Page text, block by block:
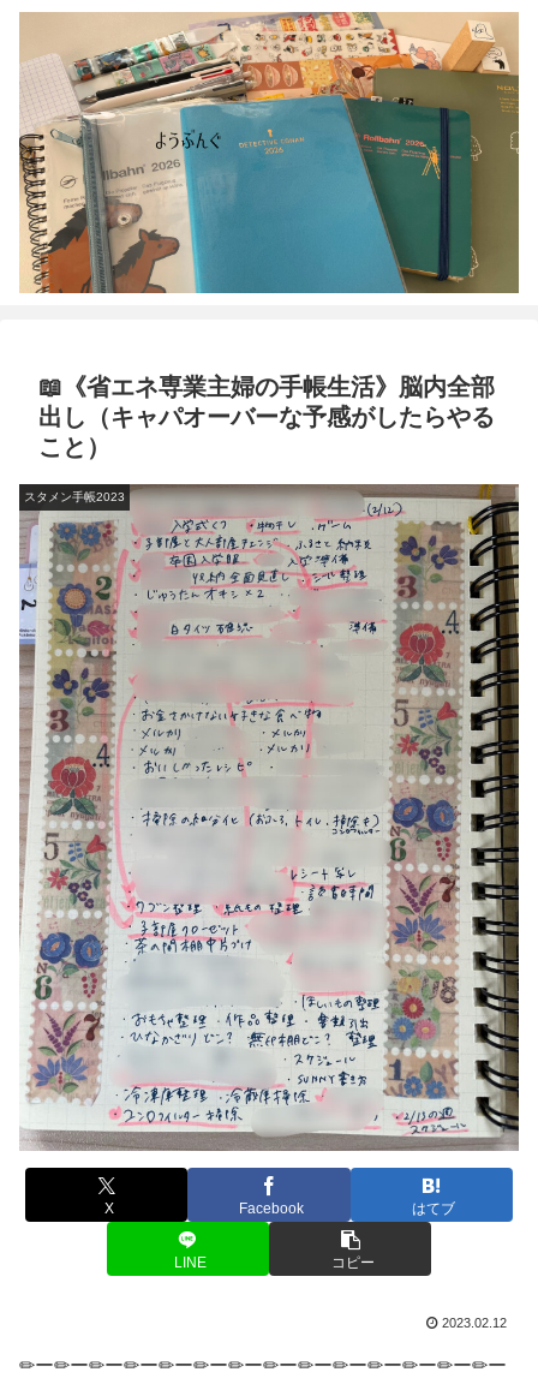
📖《省エネ専業主婦の手帳生活》脳内全部
出し（キャパオーバーな予感がしたらやる
こと）
スタメン手帳2023
X Facebook はてブ
LINE コピー
2023.02.12
✏ー✏ー✏ー✏ー✏ー✏ー✏ー✏ー✏ー✏ー✏ー✏ー✏ー✏ー